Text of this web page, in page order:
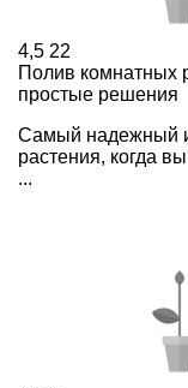
4,5 22
Полив комнатных
простые решения
Самый надежный
растения, когда
...